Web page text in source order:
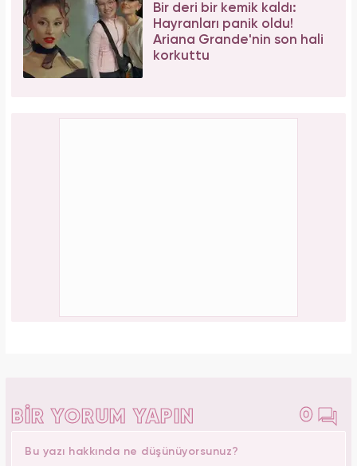
Bir deri bir kemik kaldı:
Hayranları panik oldu!
Ariana Grande'nin son hali
korkuttu
BİR YORUM YAPIN 0